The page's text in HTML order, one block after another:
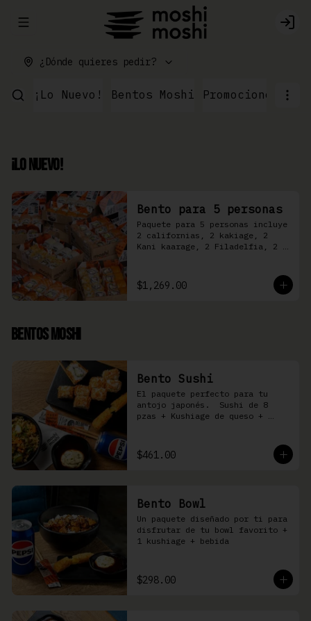
Abrir menu de navegación
¿Dónde quieres pedir?
¡Lo Nuevo! Bentos Moshi Promociones
¡Lo Nuevo!
Bento para 5 personas
Paquete para 5 personas incluye
2 californias, 2 kakiage, 2
Kani kaarage, 2 Filadelfia, 2
$1,269.00
Bentos Moshi
Bento Sushi
El paquete perfecto para tu
antojo japonés.  Sushi de 8
pzas + Kushiage de queso +
$461.00
Bento Bowl
Un paquete diseñado por ti para
disfrutar de tu bowl favorito +
1 kushiage + bebida
$298.00